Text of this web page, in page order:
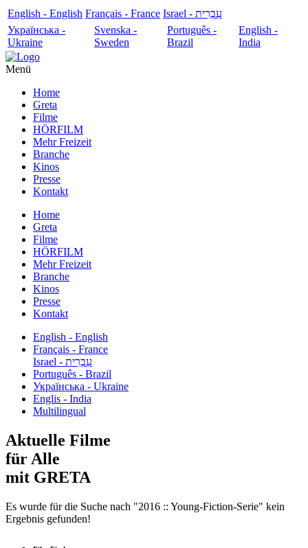
English - English Français - France
עִבְרִית - Israel
Українська -
Ukraine
Svenska -
Sweden
Português -
Brazil
English -
India
Menü
Home
Greta
Filme
HÖRFILM
Mehr Freizeit
Branche
Kinos
Presse
Kontakt
Home
Greta
Filme
HÖRFILM
Mehr Freizeit
Branche
Kinos
Presse
Kontakt
English - English
Français - France
עִבְרִית - Israel
Português - Brazil
Українська - Ukraine
Englis - India
Multilingual
Aktuelle Filme
für Alle
mit GRETA
Es wurde für die Suche nach "2016 :: Young-Fiction-Serie" kein
Ergebnis gefunden!